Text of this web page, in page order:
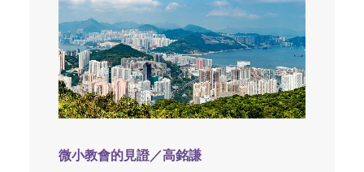
微小教會的見證／高銘謙